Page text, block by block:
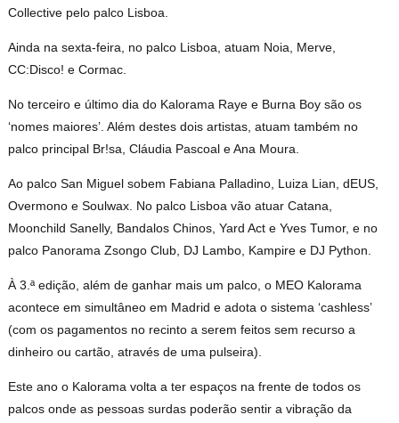
Collective pelo palco Lisboa.
Ainda na sexta-feira, no palco Lisboa, atuam Noia, Merve,
CC:Disco! e Cormac.
No terceiro e último dia do Kalorama Raye e Burna Boy são os
‘nomes maiores’. Além destes dois artistas, atuam também no
palco principal Br!sa, Cláudia Pascoal e Ana Moura.
Ao palco San Miguel sobem Fabiana Palladino, Luiza Lian, dEUS,
Overmono e Soulwax. No palco Lisboa vão atuar Catana,
Moonchild Sanelly, Bandalos Chinos, Yard Act e Yves Tumor, e no
palco Panorama Zsongo Club, DJ Lambo, Kampire e DJ Python.
À 3.ª edição, além de ganhar mais um palco, o MEO Kalorama
acontece em simultâneo em Madrid e adota o sistema ‘cashless’
(com os pagamentos no recinto a serem feitos sem recurso a
dinheiro ou cartão, através de uma pulseira).
Este ano o Kalorama volta a ter espaços na frente de todos os
palcos onde as pessoas surdas poderão sentir a vibração da